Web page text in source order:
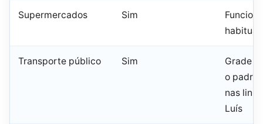
Supermercados Sim
habitual
Transporte público Sim
Grade
o
nas
Luís